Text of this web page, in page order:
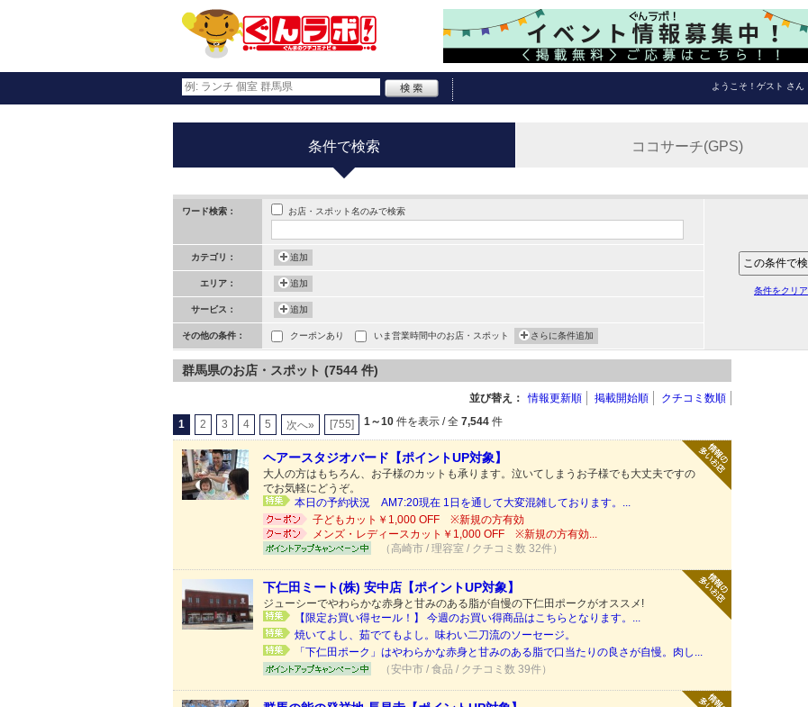
ようこそ！ ゲスト さん
条件で検索 ココサーチ(GPS)
ワード検索： お店・スポット名のみで検索
カテゴリ： 追加
エリア： 追加
サービス： 追加
その他の条件： クーポンあり いま営業時間中のお店・スポット さらに条件追加
条件をクリア
群馬県のお店・スポット (7544 件)
並び替え： 情報更新順 掲載開始順 クチコミ数順
1 2 3 4 5 次へ» [755] 1～10 件を表示 / 全 7,544 件
ヘアースタジオバード【ポイントUP対象】
大人の方はもちろん、お子様のカットも承ります。泣いてしまうお子様でも大丈夫ですの
でお気軽にどうぞ。
本日の予約状況 AM7:20現在 1日を通して大変混雑しております。...
子どもカット￥1,000 OFF ※新規の方有効
メンズ・レディースカット￥1,000 OFF ※新規の方有効...
（高崎市 / 理容室 / クチコミ数 32件）
下仁田ミート(株) 安中店【ポイントUP対象】
ジューシーでやわらかな赤身と甘みのある脂が自慢の下仁田ポークがオススメ!
【限定お買い得セール！】 今週のお買い得商品はこちらとなります。...
焼いてよし、茹でてもよし。味わい二刀流のソーセージ。
「下仁田ポーク」はやわらかな赤身と甘みのある脂で口当たりの良さが自慢。肉し...
（安中市 / 食品 / クチコミ数 39件）